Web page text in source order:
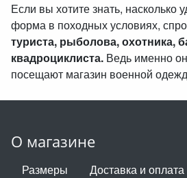
Если вы хотите знать, насколько
форма в походных условиях,
туриста, рыболова, охотника,
квадроциклиста. Ведь именно
посещают магазин военной
О магазине
Размеры Доставка и оплата